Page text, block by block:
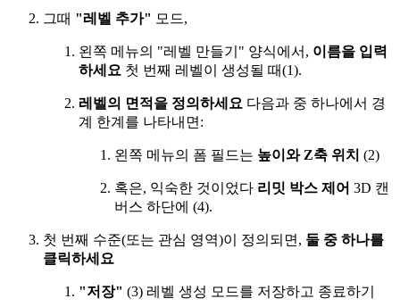
그때 "레벨 추가" 모드,
왼쪽 메뉴의 "레벨 만들기" 양식에서, 이름을 입력
하세요 첫 번째 레벨이 생성될 때(1).
레벨의 면적을 정의하세요 다음과 중 하나에서 경
계 한계를 나타내면:
왼쪽 메뉴의 폼 필드는 높이와 Z축 위치 (2)
혹은, 익숙한 것이었다 리밋 박스 제어 3D 캔
버스 하단에 (4).
첫 번째 수준(또는 관심 영역)이 정의되면, 둘 중 하나를
클릭하세요
"저장" (3) 레벨 생성 모드를 저장하고 종료하기